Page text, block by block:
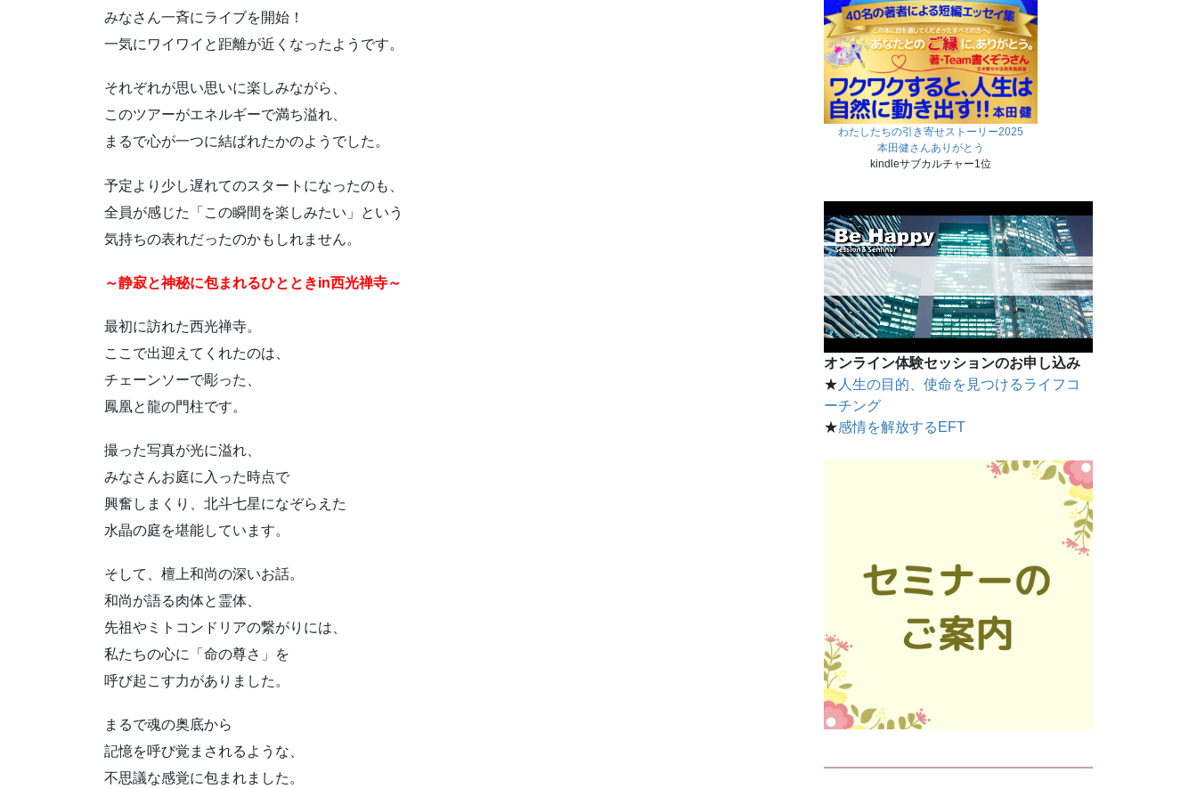
みなさん一斉にライブを開始！
一気にワイワイと距離が近くなったようです。
それぞれが思い思いに楽しみながら、
このツアーがエネルギーで満ち溢れ、
まるで心が一つに結ばれたかのようでした。
予定より少し遅れてのスタートになったのも、
全員が感じた「この瞬間を楽しみたい」という
気持ちの表れだったのかもしれません。
～静寂と神秘に包まれるひとときin西光禅寺～
最初に訪れた西光禅寺。
ここで出迎えてくれたのは、
チェーンソーで彫った、
鳳凰と龍の門柱です。
撮った写真が光に溢れ、
みなさんお庭に入った時点で
興奮しまくり、北斗七星になぞらえた
水晶の庭を堪能しています。
そして、檀上和尚の深いお話。
和尚が語る肉体と霊体、
先祖やミトコンドリアの繋がりには、
私たちの心に「命の尊さ」を
呼び起こす力がありました。
まるで魂の奥底から
記憶を呼び覚まされるような、
不思議な感覚に包まれました。
わたしたちの引き寄せストーリー2025
本田健さんありがとう
kindleサブカルチャー1位
オンライン体験セッションのお申し込み
★ 人生の目的、使命を見つけるライフコ
ーチング
★感情を解放するEFT